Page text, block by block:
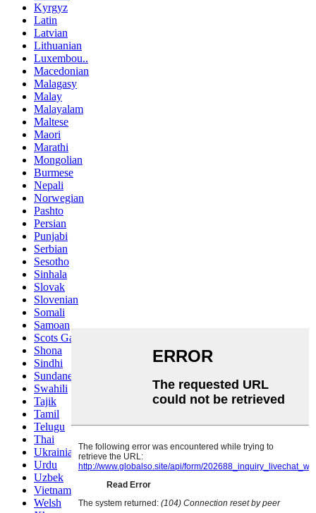
Kyrgyz
Latin
Latvian
Lithuanian
Luxembou..
Macedonian
Malagasy
Malay
Malayalam
Maltese
Maori
Marathi
Mongolian
Burmese
Nepali
Norwegian
Pashto
Persian
Punjabi
Serbian
Sesotho
Sinhala
Slovak
Slovenian
Somali
Samoan
Scots Gaelic
Shona
Sindhi
Sundanese
Swahili
Tajik
Tamil
Telugu
Thai
Ukrainian
Urdu
Uzbek
Vietnamese
Welsh